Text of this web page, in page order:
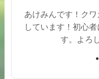
あけみんです！ク
しています！初心
す。よろ